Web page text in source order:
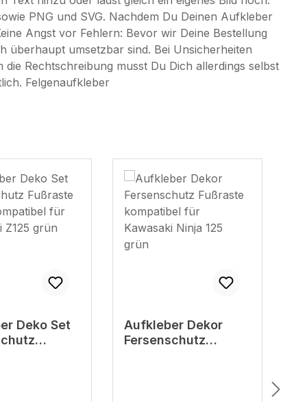
PNG und SVG. Nachdem Du Deinen Aufkleber
Angst vor Fehlern: Bevor wir Deine Bestellung
umsetzbar sind. Bei Unsicherheiten
Rechtschreibung musst Du Dich allerdings selbst
Felgenaufkleber
Dekor
Aufkleber Dekor rot
silber Fersenschutz